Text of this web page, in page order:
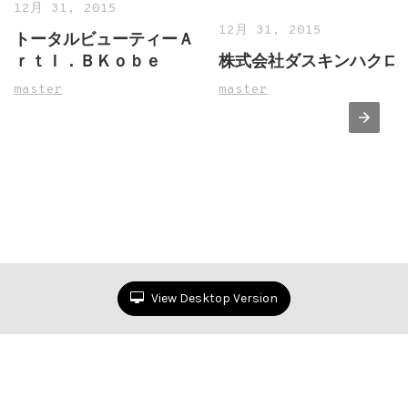
12月 31, 2015
トータルビューティーＡ
ｒｔＩ．ＢＫｏｂｅ
master
12月 31, 2015
株式会社ダスキンハクロ
master
View Desktop Version